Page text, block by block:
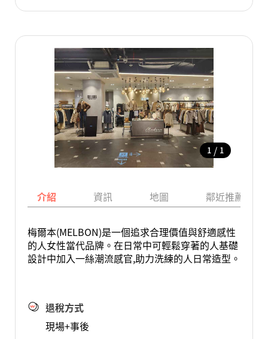
1 / 1
介紹 資訊 地圖 鄰近推薦景點
梅爾本(MELBON)是一個追求合理價值與舒適感性
的人女性當代品牌。在日常中可輕鬆穿著的人基礎
設計中加入一絲潮流感官,助力洗練的人日常造型。
退稅方式
現場+事後